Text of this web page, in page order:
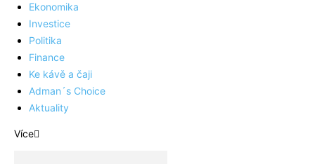
Ekonomika
Investice
Politika
Finance
Ke kávě a čaji
Adman´s Choice
Aktuality
Více